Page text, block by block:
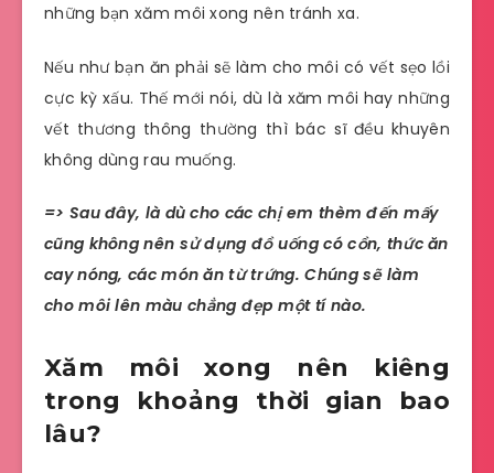
những bạn xăm môi xong nên tránh xa.
Nếu như bạn ăn phải sẽ làm cho môi có vết sẹo lồi
cực kỳ xấu. Thế mới nói, dù là xăm môi hay những
vết thương thông thường thì bác sĩ đều khuyên
không dùng rau muống.
=> Sau đây, là dù cho các chị em thèm đến mấy
cũng không nên sử dụng đồ uống có cồn, thức ăn
cay nóng, các món ăn từ trứng. Chúng sẽ làm
cho môi lên màu chẳng đẹp một tí nào.
Xăm môi xong nên kiêng
trong khoảng thời gian bao
lâu?